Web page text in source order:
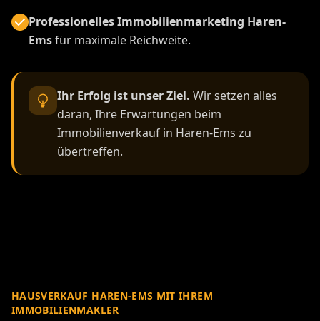
Professionelles Immobilienmarketing Haren-
Emsfür maximale Reichweite.
Ihr Erfolg ist unser Ziel. Wir setzen alles
daran, Ihre Erwartungen beim
Immobilienverkauf in Haren-Ems zu
übertreffen.
HAUSVERKAUF HAREN-EMS MIT IHREM
IMMOBILIENMAKLER